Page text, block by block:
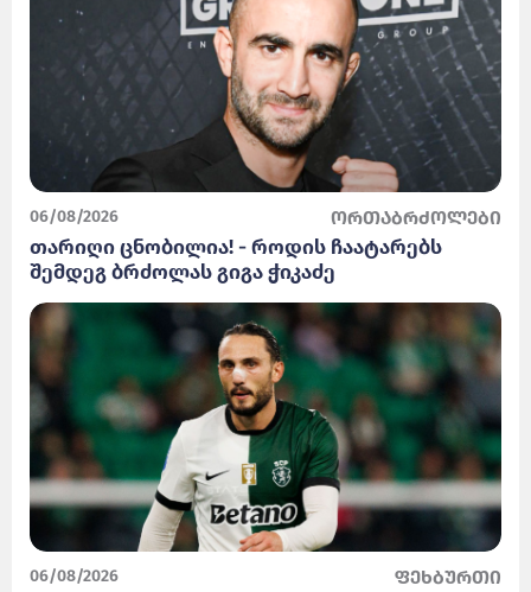
06/08/2026 ორთაბრძოლები
თარიღი ცნობილია! - როდის ჩაატარებს
შემდეგ ბრძოლას გიგა ჭიკაძე
06/08/2026 ფეხბურთი